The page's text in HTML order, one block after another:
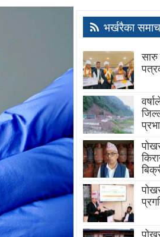
भर्खरैका
सारु